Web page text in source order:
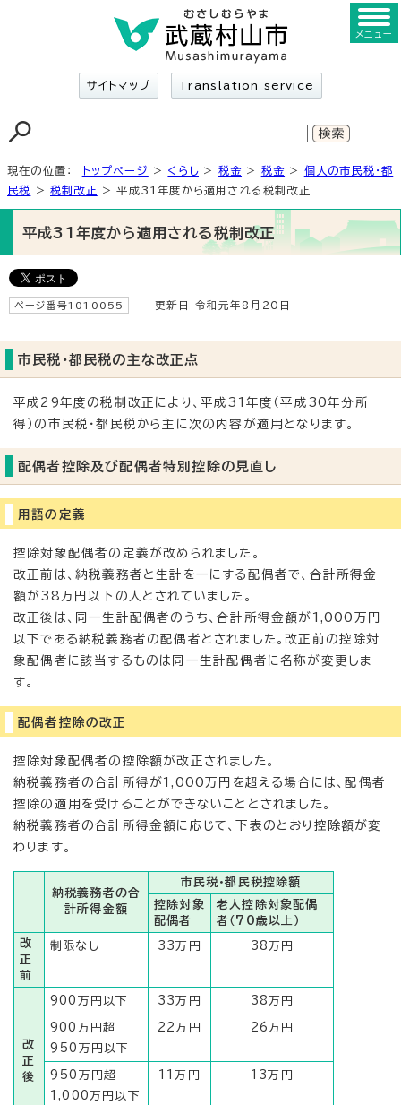
サイトマップ Translation service
メニュー
現在の位置： トップページ > くらし > 税金 > 税金 > 個人の市民税・都
民税
>税制改正 > 平成31年度から適用される税制改正
平成31年度から適用される税制改正
ページ番号1010055 更新日 令和元年8月20日
市民税・都民税の主な改正点
平成29年度の税制改正により、平成31年度（平成30年分所
得）の市民税・都民税から主に次の内容が適用となります。
配偶者控除及び配偶者特別控除の見直し
用語の定義
控除対象配偶者の定義が改められました。
改正前は、納税義務者と生計を一にする配偶者で、合計所得金
額が38万円以下の人とされていました。
改正後は、同一生計配偶者のうち、合計所得金額が1,000万円
以下である納税義務者の配偶者とされました。改正前の控除対
象配偶者に該当するものは同一生計配偶者に名称が変更しま
す。
配偶者控除の改正
控除対象配偶者の控除額が改正されました。
納税義務者の合計所得が1,000万円を超える場合には、配偶者
控除の適用を受けることができないこととされました。
納税義務者の合計所得金額に応じて、下表のとおり控除額が変
わります。
納税義務者の合
計所得金額
市民税・都民税控除額
控除対象
配偶者
老人控除対象配偶
者（70歳以上）
改
正
前
制限なし 33万円 38万円
改
正
後
900万円以下 33万円 38万円
900万円超
950万円以下
22万円 26万円
950万円超
1,000万円以下
11万円 13万円